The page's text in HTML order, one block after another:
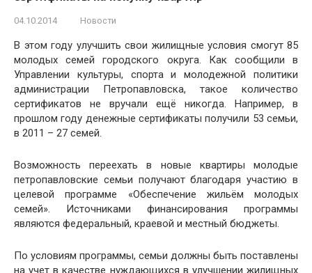
04.10.2014 Новости
В этом году улучшить свои жилищные условия смогут 85
молодых семей городского округа. Как сообщили в
Управлении культуры, спорта и молодежной политики
администрации Петропавловска, такое количество
сертификатов не вручали ещё никогда. Например, в
прошлом году денежные сертификаты получили 53 семьи,
в 2011 – 27 семей.
Возможность переехать в новые квартиры молодые
петропавловские семьи получают благодаря участию в
целевой программе «Обеспечение жильём молодых
семей». Источниками финансирования программы
являются федеральный, краевой и местный бюджеты.
По условиям программы, семьи должны быть поставлены
на учет в качестве нуждающихся в улучшении жилищных